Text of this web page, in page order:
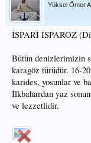
Yüksel Ömer
İSPARİ İSPAROZ
Bütün denizlerimizin
karagöz türüdür. 16-
karides, yosunlar ve
İlkbahardan yaz
ve lezzetlidir.